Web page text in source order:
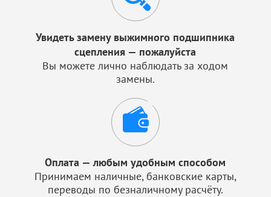
Увидеть замену выжимного подшипника
сцепления — пожалуйста
Вы можете лично наблюдать за ходом
замены.
Оплата — любым удобным способом
Принимаем наличные, банковские карты,
переводы по безналичному расчёту.